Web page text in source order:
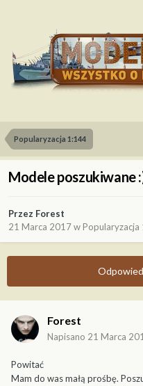
Popularyzacja 1:144
Modele poszukiwane
Przez Forest
21 Marca 2017w Popularyzacja
Forest
Napisano 21 Marca
Powitać
Mam do was małą prośbę.